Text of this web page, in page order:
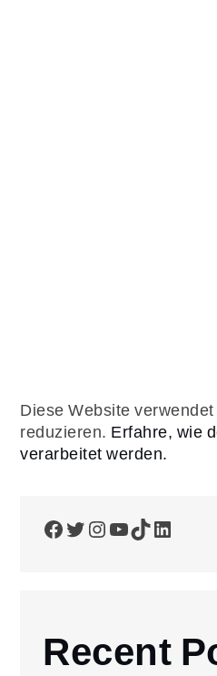
Diese Website
reduzieren. Erfahre, wie
verarbeitet werden.
Facebook
Twitter
Instagram
YouTube
TikTok
Recent